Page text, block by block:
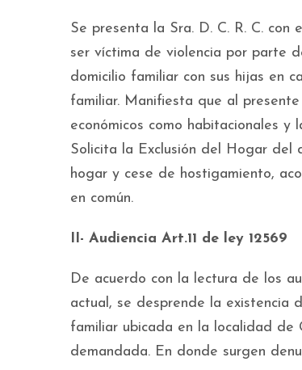
Se presenta la Sra. D. C. R. C.
ser víctima de violencia por parte
domicilio familiar con sus hijas en
familiar. Manifiesta que al
económicos como habitacionales
Solicita la Exclusión del Hogar del
hogar y cese de hostigamiento,
en común.
II- Audiencia Art.11 de ley 12569
De acuerdo con la lectura de los
actual, se desprende la existencia
familiar ubicada en la localidad de
demandada. En donde surgen